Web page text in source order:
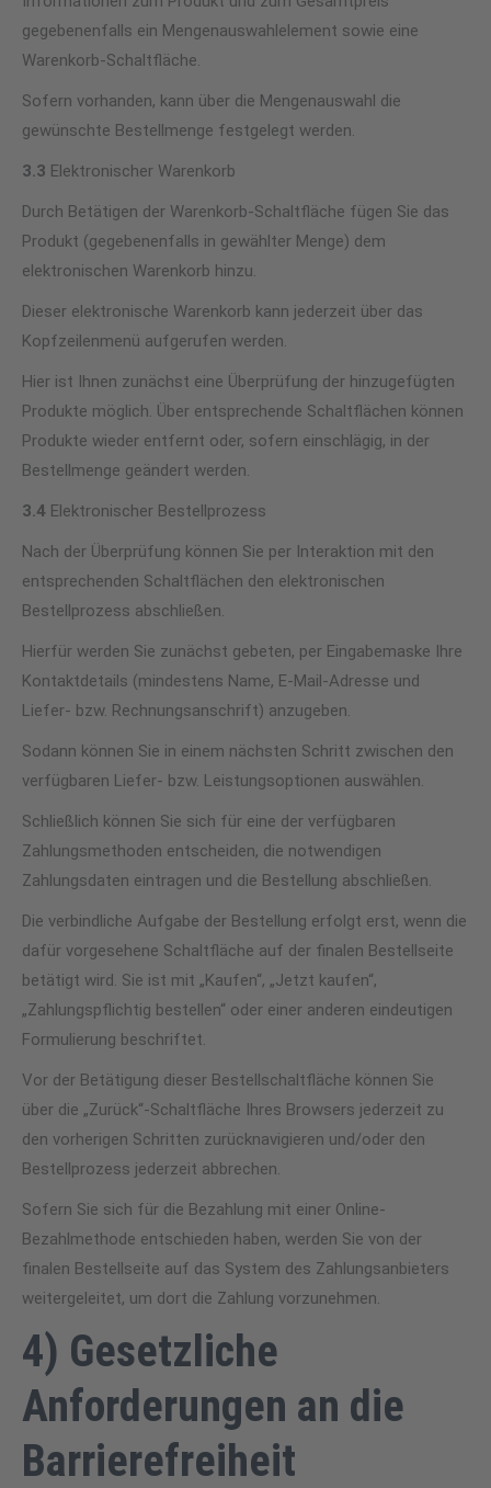
gegebenenfalls ein Mengenauswahlelement sowie eine
Warenkorb-Schaltfläche.
Sofern vorhanden, kann über die Mengenauswahl die
gewünschte Bestellmenge festgelegt werden.
3.3 Elektronischer Warenkorb
Durch Betätigen der Warenkorb-Schaltfläche fügen Sie das
Produkt (gegebenenfalls in gewählter Menge) dem
elektronischen Warenkorb hinzu.
Dieser elektronische Warenkorb kann jederzeit über das
Kopfzeilenmenü aufgerufen werden.
Hier ist Ihnen zunächst eine Überprüfung der hinzugefügten
Produkte möglich. Über entsprechende Schaltflächen können
Produkte wieder entfernt oder, sofern einschlägig, in der
Bestellmenge geändert werden.
3.4 Elektronischer Bestellprozess
Nach der Überprüfung können Sie per Interaktion mit den
entsprechenden Schaltflächen den elektronischen
Bestellprozess abschließen.
Hierfür werden Sie zunächst gebeten, per Eingabemaske Ihre
Kontaktdetails (mindestens Name, E-Mail-Adresse und
Liefer- bzw. Rechnungsanschrift) anzugeben.
Sodann können Sie in einem nächsten Schritt zwischen den
verfügbaren Liefer- bzw. Leistungsoptionen auswählen.
Schließlich können Sie sich für eine der verfügbaren
Zahlungsmethoden entscheiden, die notwendigen
Zahlungsdaten eintragen und die Bestellung abschließen.
Die verbindliche Aufgabe der Bestellung erfolgt erst, wenn die
dafür vorgesehene Schaltfläche auf der finalen Bestellseite
betätigt wird. Sie ist mit „Kaufen“, „Jetzt kaufen“,
„Zahlungspflichtig bestellen“ oder einer anderen eindeutigen
Formulierung beschriftet.
Vor der Betätigung dieser Bestellschaltfläche können Sie
über die „Zurück“-Schaltfläche Ihres Browsers jederzeit zu
den vorherigen Schritten zurücknavigieren und/oder den
Bestellprozess jederzeit abbrechen.
Sofern Sie sich für die Bezahlung mit einer Online-
Bezahlmethode entschieden haben, werden Sie von der
finalen Bestellseite auf das System des Zahlungsanbieters
weitergeleitet, um dort die Zahlung vorzunehmen.
4) Gesetzliche
Anforderungen an die
Barrierefreiheit